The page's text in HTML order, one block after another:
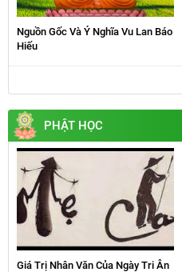
Nguồn Gốc Và Ý Nghĩa Vu Lan Báo
Hiếu
PHẬT HỌC
Giá Trị Nhân Văn Của Ngày Tri Ân